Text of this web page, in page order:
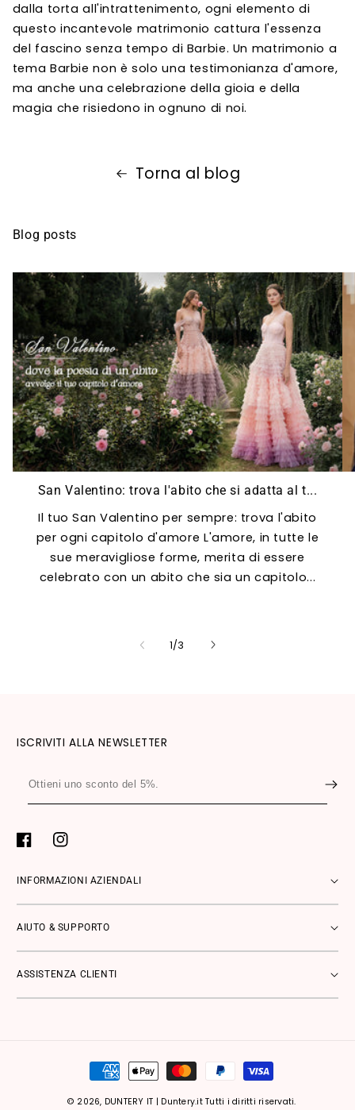
dalla torta all'intrattenimento, ogni elemento di
questo incantevole matrimonio cattura l'essenza
del fascino senza tempo di Barbie. Un matrimonio a
tema Barbie non è solo una testimonianza d'amore,
ma anche una celebrazione della gioia e della
magia che risiedono in ognuno di noi.
Torna al blog
Blog posts
San Valentino: trova l'abito che si adatta al t...
Il tuo San Valentino per sempre: trova l'abito
per ogni capitolo d'amore L'amore, in tutte le
sue meravigliose forme, merita di essere
celebrato con un abito che sia un capitolo...
1/
su3
ISCRIVITI ALLA NEWSLETTER
Ottieni
uno
del
FacebookInstagram
INFORMAZIONI AZIENDALI
AIUTO & SUPPORTO
ASSISTENZA CLIENTI
Metodi
di
pagamento
© 2026, DUNTERY IT | Duntery.it Tutti i diritti riservati.